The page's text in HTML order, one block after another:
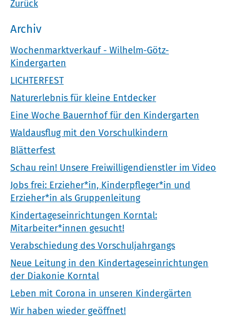
Zurück
Archiv
Wochenmarktverkauf - Wilhelm-Götz-
Kindergarten
LICHTERFEST
Naturerlebnis für kleine Entdecker
Eine Woche Bauernhof für den Kindergarten
Waldausflug mit den Vorschulkindern
Blätterfest
Schau rein! Unsere Freiwilligendienstler im Video
Jobs frei: Erzieher*in, Kinderpfleger*in und
Erzieher*in als Gruppenleitung
Kindertageseinrichtungen Korntal:
Mitarbeiter*innen gesucht!
Verabschiedung des Vorschuljahrgangs
Neue Leitung in den Kindertageseinrichtungen
der Diakonie Korntal
Leben mit Corona in unseren Kindergärten
Wir haben wieder geöffnet!